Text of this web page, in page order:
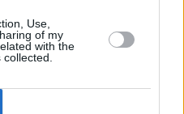
Use,
of my
with the
20:00